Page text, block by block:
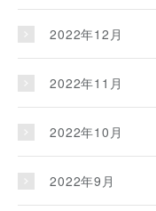
2022年12月
2022年11月
2022年10月
2022年9月